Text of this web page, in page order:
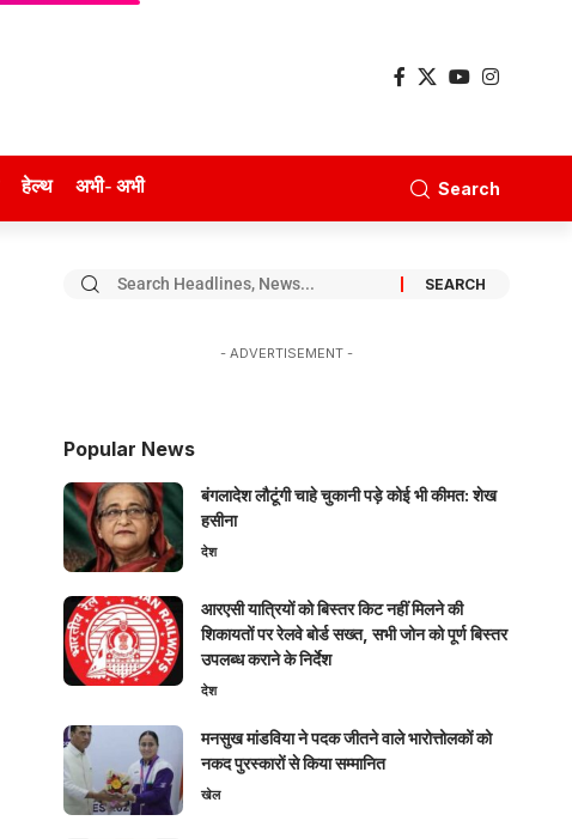
हेल्थ अभी- अभी Search
- ADVERTISEMENT -
Popular News
बंगलादेश लौटूंगी चाहे चुकानी पड़े कोई भी कीमत: शेख
हसीना
देश
आरएसी यात्रियों को बिस्तर किट नहीं मिलने की
शिकायतों पर रेलवे बोर्ड सख्त, सभी जोन को पूर्ण बिस्तर
उपलब्ध कराने के निर्देश
देश
मनसुख मांडविया ने पदक जीतने वाले भारोत्तोलकों को
नकद पुरस्कारों से किया सम्मानित
खेल